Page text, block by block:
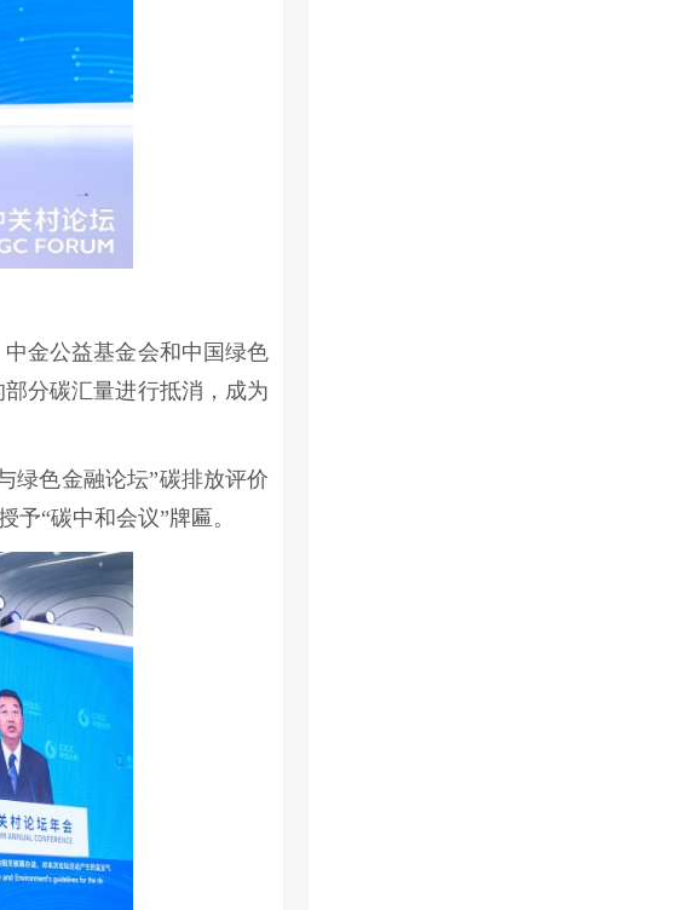
金公益基金会和中国绿色
分碳汇量进行抵消，成为
绿色金融论坛”碳排放评价
“碳中和会议”牌匾。